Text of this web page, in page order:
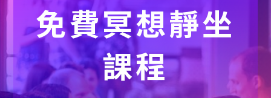
免費冥想靜坐
課程